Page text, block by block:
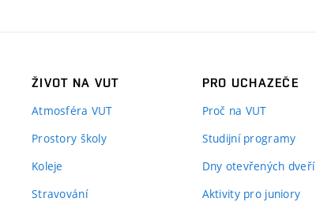
ŽIVOT NA VUT
Atmosféra VUT
Prostory školy
Koleje
Stravování
PRO UCHAZEČE
Proč na VUT
Studijní programy
Dny otevřených dveří
Aktivity pro juniory